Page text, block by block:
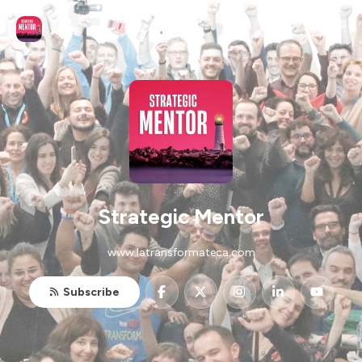
Strategic Mentor
www.latransformateca.com
Subscribe